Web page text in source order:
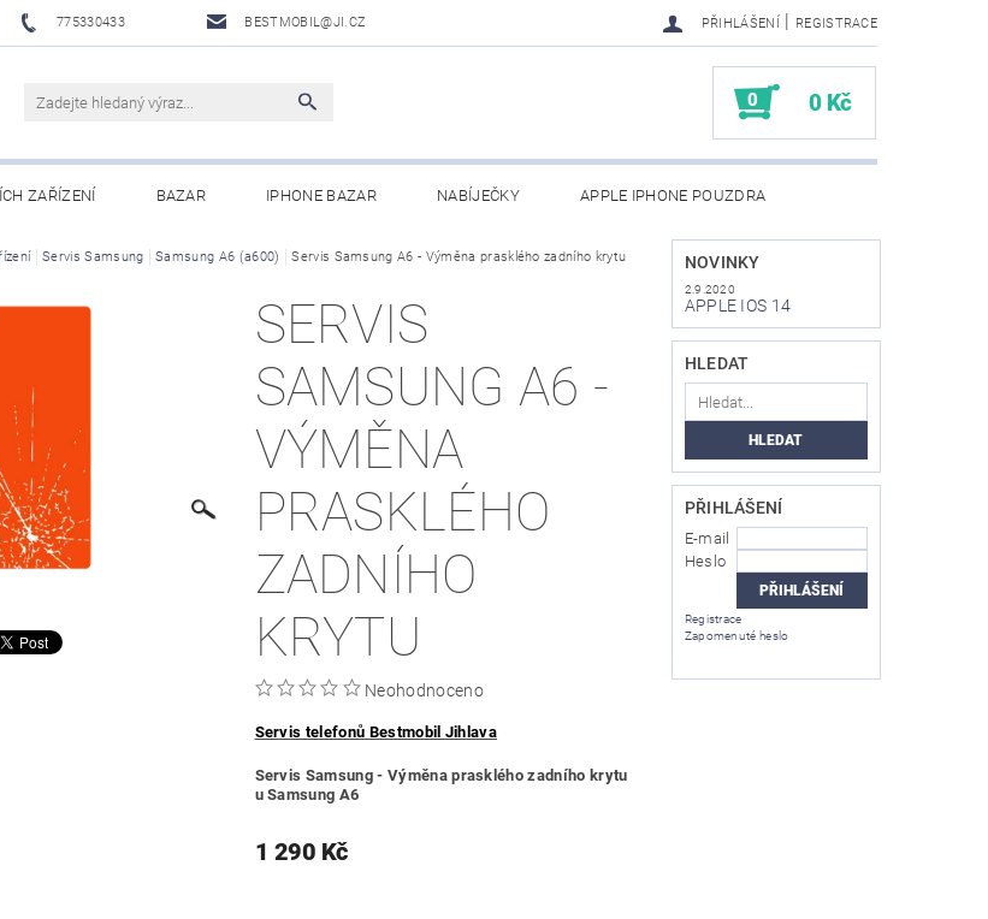
775330433 BESTMOBIL@JI.CZ PŘIHLÁŠENÍ | REGISTRACE
0 0 Kč
ZAŘÍZENÍ BAZAR IPHONE BAZAR NABÍJEČKY APPLE IPHONE POUZDRA
XIAOMI MI ECOSYSTEM OBCHODNÍ PODMÍNKY NAPIŠTE NÁM KONTAKTY
Servis Samsung Samsung A6 (a600) Servis Samsung A6 - Výměna prasklého zadního krytu
SERVIS
SAMSUNG A6 -
VÝMĚNA
PRASKLÉHO
ZADNÍHO
KRYTU
Neohodnoceno
Servis telefonů Bestmobil Jihlava
Servis Samsung - Výměna prasklého zadního krytu
u Samsung A6
1 290 Kč
NOVINKY
2.9.2020
APPLE IOS 14
HLEDAT
PŘIHLÁŠENÍ
E-mail
Heslo
Registrace
Zapomenuté heslo